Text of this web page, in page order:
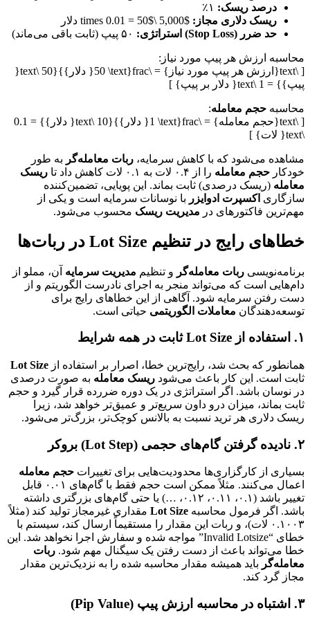
درصد ریسک:
ریسک دلاری مجاز: $5,000 \times 0.01 = 50$ دلار
حد ضرر (Stop Loss) استراتژی:
محاسبه ارزش هر پیپ مورد نیاز:
[ \text{ارزش هر پیپ مورد نیاز} = \frac{50 \text{ دلار}}{50 \text{
پیپ}} = 1 \text{ دلار بر پیپ} ]
محاسبه حجم معامله:
[ \text{حجم معامله} = \frac{1 \text{ دلار}}{10 \text{ دلار}} = 0.1
\text{ لات} ]
مشاهده می‌شود که با کاهش سرمایه، ربات معامله‌گر به طور
خودکار حجم معامله را از ۰.۴ لات به ۰.۱ لات کاهش داد تا
ریسک
معامله (ریسک درصدی) ثابت بماند. این پویایی، تضمین‌کننده
سازگاری اکسپرت ادوایزر با نوسانات سرمایه است و یکی از
مهم‌ترین فاکتورهای در مدیریت ریسک محسوب می‌شود.
خطاهای رایج در تنظیم Lot Size در ربات‌ها
برنامه‌نویسی ربات معامله‌گر و تنظیم مدیریت سرمایه آن، مملو از
دام‌هایی است که می‌تواند منجر به اجرای نادرست الگوریتم و از
دست رفتن سرمایه شود. آگاهی از این خطاهای رایج برای
توسعه‌دهندگان معاملات الگوریتمی حیاتی است.
۱. استفاده از Lot Size ثابت در همه شرایط
همانطور که بحث شد، رایج‌ترین خطا، اصرار بر استفاده از Lot Size
ثابت است. این کار باعث می‌شود ریسک معامله به صورت درصدی
در نوسان باشد. اگر استراتژی در یک دوره ضررده قرار گیرد و حجم
ثابت بماند، میزان درو داون سریع‌تر و عمیق‌تر خواهد شد، زیرا
ریسک دلاری هر ترید نسبت به بالانس کوچک‌تر، بزرگ‌تر می‌شود.
۲. نادیده گرفتن گام‌های حجمی (Lot Step) بروکر
بسیاری از کارگزاری‌ها محدودیت‌هایی برای تغییرات حجم معامله
اعمال می‌کنند. مثلاً ممکن است حجم فقط با گام‌های ۰.۰۱ قابل
تغییر باشد (۰.۱، ۰.۱۱، ۰.۱۲، …) یا حتی گام‌های بزرگتری داشته
باشد. اگر فرمول محاسبه Lot Size مقداری غیرمجاز تولید کند (مثلاً
۰.۱۰۰۳ لات)، و ربات این مقدار را مستقیماً ارسال کند، سیستم با
خطای “Invalid Lotsize” مواجه شده و سفارش اجرا نخواهد شد. این
خطا می‌تواند باعث از دست رفتن یک سیگنال مهم شود. ربات
معامله‌گر باید همیشه مقدار محاسبه شده را به نزدیک‌ترین مقدار
مجاز گرد کند.
۳. اشتباه در محاسبه ارزش پیپ (Pip Value)